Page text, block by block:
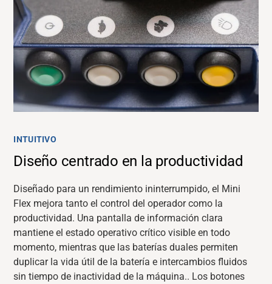
INTUITIVO
Diseño centrado en la productividad
Diseñado para un rendimiento ininterrumpido, el Mini
Flex mejora tanto el control del operador como la
productividad. Una pantalla de información clara
mantiene el estado operativo crítico visible en todo
momento, mientras que las baterías duales permiten
duplicar la vida útil de la batería e intercambios fluidos
sin tiempo de inactividad de la máquina.. Los botones